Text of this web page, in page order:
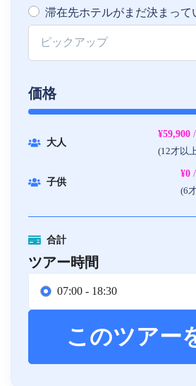
滞在先ホテルがまだ決まって
価格
大人
¥59,900
(12才以
子供
¥0
(6
合計
ツアー時間
07:00 - 18:30
このツアー